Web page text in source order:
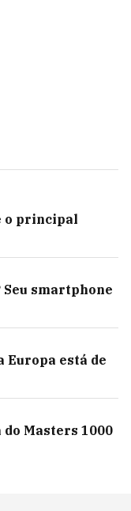
o principal
smartphone
Europa está de
Masters 1000